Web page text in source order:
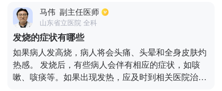
或喹诺酮类抗生素。
吸困难，胸闷，气短，一般的血常规检查提示白细胞
正常，而淋巴细胞比率偏低。由于个人的体质不同所
表现出的临床症状不同，在发病之后应该及时的结合
个人的临床表现采取对症治疗的措施。
马伟 副主任医师
山东省立医院 全科
发烧的症状有哪些
如果病人发高烧，病人将会头痛、头晕和全身皮肤灼
热感。 发烧后，有些病人会伴有相应的症状，如咳
嗽、咳痰等。如果出现发热，应及时到相关医院治